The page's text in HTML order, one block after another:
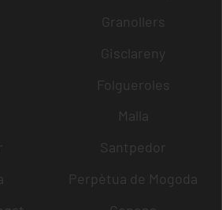
Granollers
Gisclareny
Folgueroles
Malla
Santpedor
Perpètua de Mogoda